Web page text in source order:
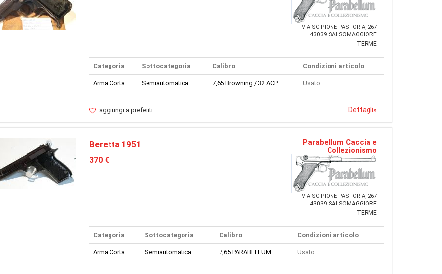
VIA SCIPIONE PASTORIA, 267
43039 SALSOMAGGIORE
TERME
Categoria Sottocategoria Calibro Condizioni articolo
Arma Corta Semiautomatica 7,65 Browning / 32 ACP Usato
aggiungi a preferiti Dettagli»
Beretta 1951
370 €
Parabellum Caccia e
Collezionismo
VIA SCIPIONE PASTORIA, 267
43039 SALSOMAGGIORE
TERME
Categoria Sottocategoria Calibro Condizioni articolo
Arma Corta Semiautomatica 7,65 PARABELLUM Usato